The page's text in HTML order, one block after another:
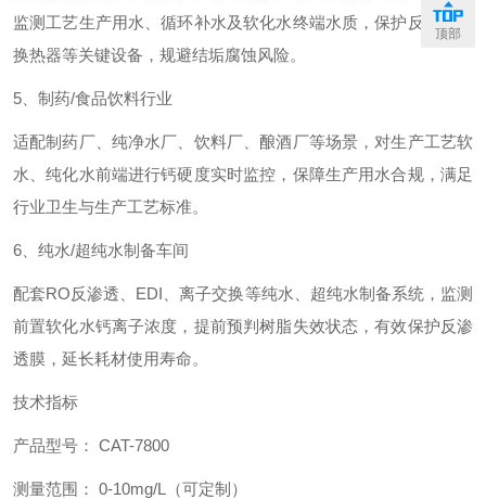
监测工艺生产用水、循环补水及软化水终端水质，保护反应釜、
换热器等关键设备，规避结垢腐蚀风险。
5、制药/食品饮料行业
适配制药厂、纯净水厂、饮料厂、酿酒厂等场景，对生产工艺软
水、纯化水前端进行钙硬度实时监控，保障生产用水合规，满足
行业卫生与生产工艺标准。
6、纯水/超纯水制备车间
配套RO反渗透、EDI、离子交换等纯水、超纯水制备系统，监测
前置软化水钙离子浓度，提前预判树脂失效状态，有效保护反渗
透膜，延长耗材使用寿命。
技术指标
产品型号： CAT-7800
测量范围： 0-10mg/L（可定制）
顶部